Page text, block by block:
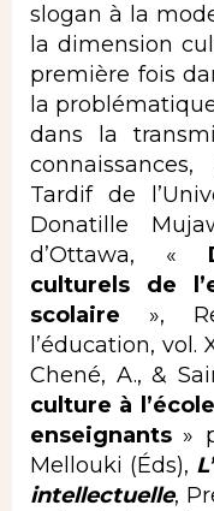
slogan à la
la dimension
première fois
la
dans la
Tardif de
Donatille
d’Ottawa, «
culturels de
scolaire »,
l’éducation, vol.
Chené, A., &
culture à
enseignants »
Mellouki (Éds),
intellectuelle,